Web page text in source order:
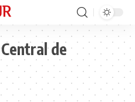
de